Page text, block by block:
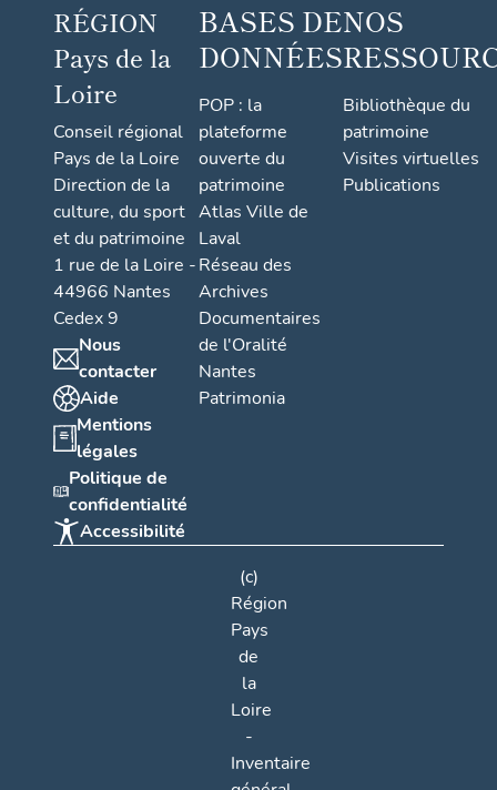
RÉGION
Pays de la
Loire
Conseil régional
Pays de la Loire
Direction de la
culture, du sport
et du patrimoine
1 rue de la Loire -
44966 Nantes
Cedex 9
Nous
contacter
Aide
Mentions
légales
Politique de
confidentialité
Accessibilité
BASES DE
DONNÉES
POP : la
plateforme
ouverte du
patrimoine
Atlas Ville de
Laval
Réseau des
Archives
Documentaires
de l'Oralité
Nantes
Patrimonia
NOS
Bibliothèque du
patrimoine
Visites virtuelles
Publications
(c)
Région
Pays
de
la
Loire
-
Inventaire